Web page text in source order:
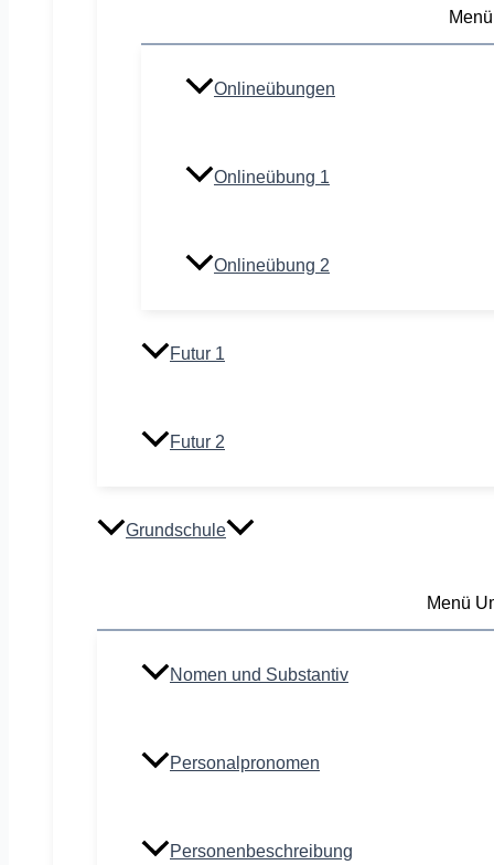
Onlineübungen
Onlineübung 1
Onlineübung 2
Futur 1
Futur 2
Grundschule
Menü
Nomen und Substantiv
Personalpronomen
Personenbeschreibung